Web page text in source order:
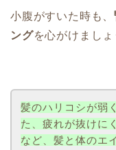
小腹がすいた時も、
ングを心がけましょ
髪のハリコシが弱
た、疲れが抜けに
など、髪と体のエ